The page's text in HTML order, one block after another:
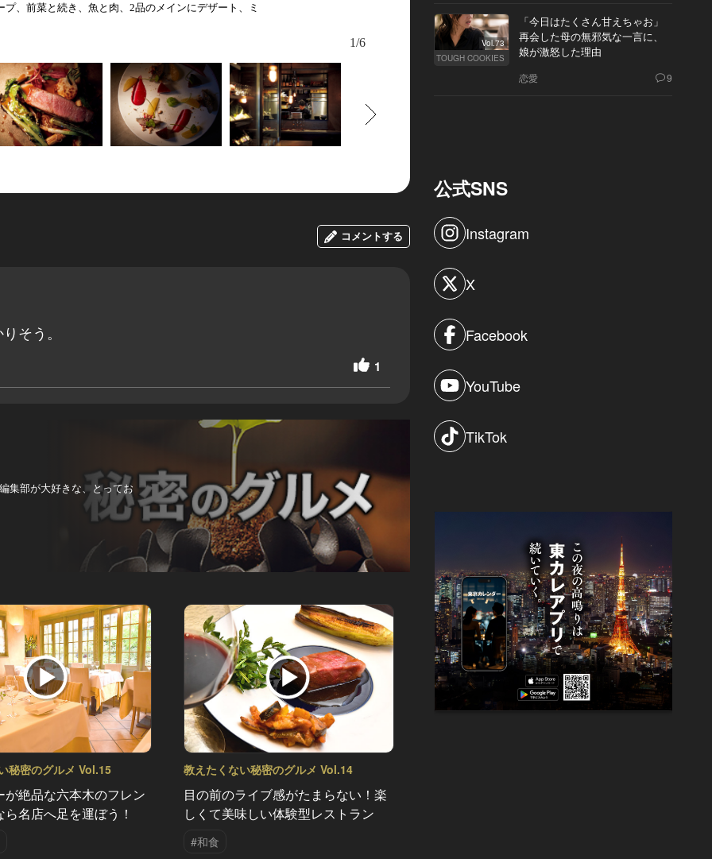
、前菜と続き、魚と肉、2品のメインにデザート、ミ
1/6
コメントする
そう。
1
集部が大好きな、とってお
秘密のグルメ Vol.15
が絶品な六本木のフレン
名店へ足を運ぼう！
教えたくない秘密のグルメ Vol.14
目の前のライブ感がたまらない！楽
しくて美味しい体験型レストラン
#和食
Vol.73
TOUGH COOKIES
「今日はたくさん甘えちゃお」
再会した母の無邪気な一言に、
娘が激怒した理由
恋愛 9
公式SNS
Instagram
X
Facebook
YouTube
TikTok